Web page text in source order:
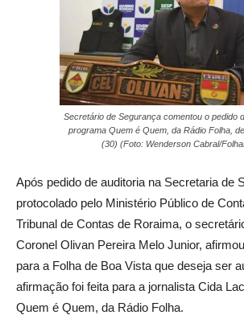
Secretário de Segurança comentou o pedido
programa Quem é Quem, da Rádio Folha,
(30) (Foto: Wenderson Cabral/
Após pedido de auditoria na Secretaria de
protocolado pelo Ministério Público de
Tribunal de Contas de Roraima, o
Coronel Olivan Pereira Melo Junior,
para a Folha de Boa Vista que deseja ser
afirmação foi feita para a jornalista Cida
Quem é Quem, da Rádio Folha.